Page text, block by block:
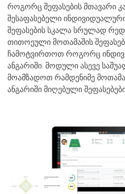
როგორც შეფასების მთავარი
შესაფასებელი ინდივიდუალური
შეფასების სკალა სრულად
თითოეული მოთამაშის
ჩამოტვირთოთ როგორც
ანგარიში. მოდული ასევე
მოამზადოთ რამდენიმე
ანგარიში მიღებული